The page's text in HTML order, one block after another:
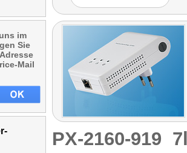
im
Sie
Mail
PX-2160-919